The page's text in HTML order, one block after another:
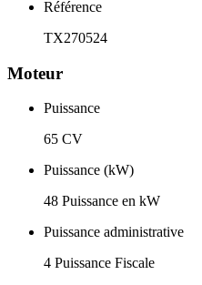
Référence
TX270524
Moteur
Puissance
65 CV
Puissance (kW)
48 Puissance en kW
Puissance administrative
4 Puissance Fiscale